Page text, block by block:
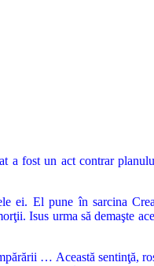
a fost un act contrar
ei. El pune în sarcina
Isus urma sădemaşte
… Această sentinţă,